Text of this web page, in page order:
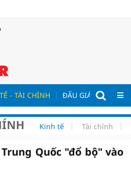
- TÀI CHÍNH ĐẤU GIÁ - ĐẤU
Kinh tế Tài chính
Quốc "đổ bộ" vào